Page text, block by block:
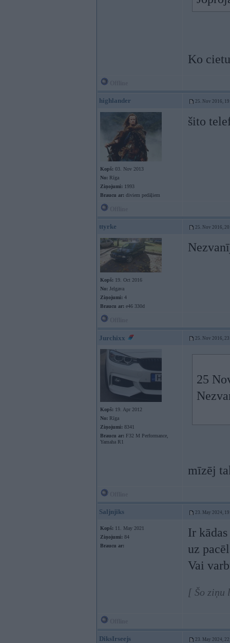
Ko
highlander 25. Nov 2016,
Kopš: 03. Nov 2013
No: Rīga
Ziņojumi: 1993
Braucu ar: diviem pedāļiem
šito
ttyrke 25. Nov 2016,
Kopš: 19. Oct 2016
No: Jelgava
Ziņojumi: 4
Braucu ar: e46 330d
Jurchixx 25. Nov 2016,
Kopš: 19. Apr 2012
No: Rīga
Ziņojumi: 8341
Braucu ar: F32 M Performance,
Yamaha R1
25
mīzēj
Saljnjiks 23. May 2024,
Kopš: 11. May 2021
Ziņojumi: 84
Braucu ar:
Ir
uz
Vai
[ Šo ziņu
DiksIrseejs 23. May 2024,